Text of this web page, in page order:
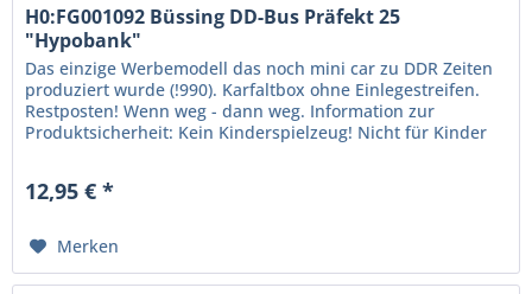
H0:FG001092 Büssing DD-Bus Präfekt 25
"Hypobank"
Das einzige Werbemodell das noch mini car zu DDR Zeiten
produziert wurde (!990). Karfaltbox ohne Einlegestreifen.
Restposten! Wenn weg - dann weg. Information zur
Produktsicherheit: Kein Kinderspielzeug! Nicht für Kinder
12,95 € *
Merken